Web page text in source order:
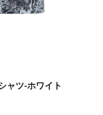
ャツ-ホワイト